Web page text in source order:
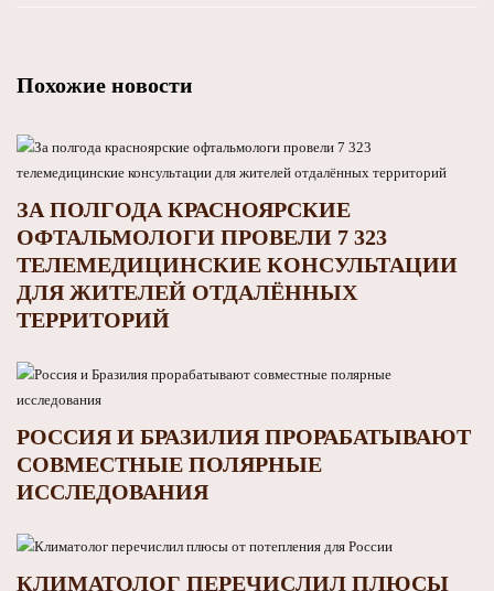
Похожие новости
ЗА ПОЛГОДА КРАСНОЯРСКИЕ
ОФТАЛЬМОЛОГИ ПРОВЕЛИ 7 323
ТЕЛЕМЕДИЦИНСКИЕ КОНСУЛЬТАЦИИ
ДЛЯ ЖИТЕЛЕЙ ОТДАЛЁННЫХ
ТЕРРИТОРИЙ
РОССИЯ И БРАЗИЛИЯ ПРОРАБАТЫВАЮТ
СОВМЕСТНЫЕ ПОЛЯРНЫЕ
ИССЛЕДОВАНИЯ
КЛИМАТОЛОГ ПЕРЕЧИСЛИЛ ПЛЮСЫ